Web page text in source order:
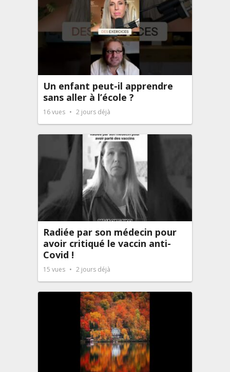
Un enfant peut-il apprendre
sans aller à l’école ?
16vues 2 jours déjà
Radiée par son médecin pour
avoir critiqué le vaccin anti-
Covid !
15 vues 2 jours déjà